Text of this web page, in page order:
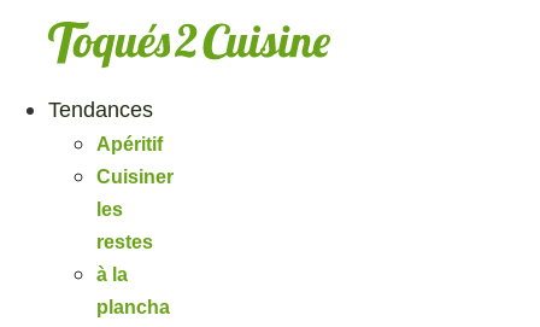
Tendances
Apéritif
Cuisiner
les
restes
à la
plancha